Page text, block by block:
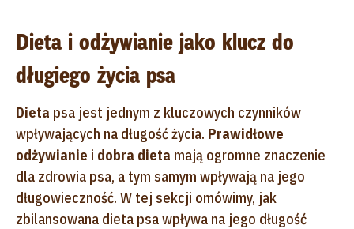
Dieta i odżywianie jako klucz do
długiego życia psa
Dieta psa jest jednym z kluczowych czynników
wpływających na długość życia. Prawidłowe
odżywianie i dobra dieta mają ogromne znaczenie
dla zdrowia psa, a tym samym wpływają na jego
długowieczność. W tej sekcji omówimy, jak
zbilansowana dieta psa wpływa na jego długość